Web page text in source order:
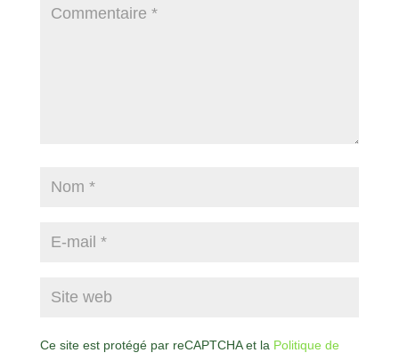
Ce site est protégé par reCAPTCHA et la Politique de